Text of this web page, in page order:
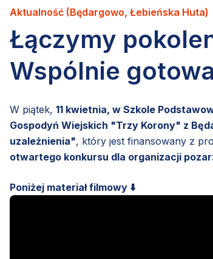
Aktualność (Będargowo, Łebieńska Huta)
Łączymy
Wspólnie
W piątek, 11 kwietnia, w Szkole
Gospodyń Wiejskich "Trzy Korony" z
uzależnienia", który jest finansowany z
otwartego konkursu dla organizacji
Poniżej materiał filmowy ⬇️